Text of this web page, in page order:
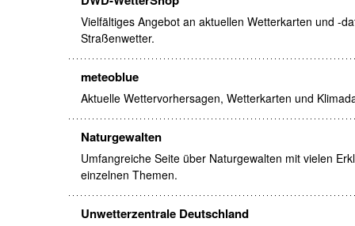
Vielfältiges Angebot an aktuellen Wetterkarten und -
Straßenwetter.
meteoblue
Aktuelle Wettervorhersagen, Wetterkarten und
Naturgewalten
Umfangreiche Seite über Naturgewalten mit vielen
einzelnen Themen.
Unwetterzentrale Deutschland